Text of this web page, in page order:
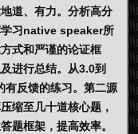
道、有力。分析高分
学习native speaker所
式和严谨的论证框
进行总结。从3.0到
有反馈的练习。第二源
缩至几十道核心题，
题框架，提高效率。